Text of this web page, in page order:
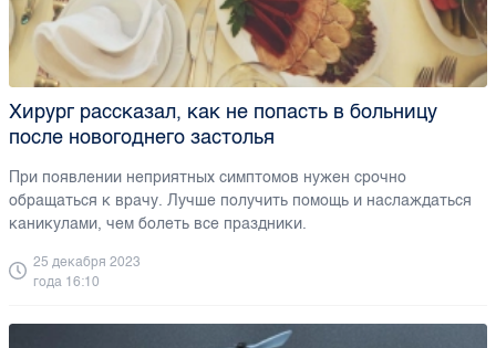
Хирург рассказал, как не попасть в больницу
после новогоднего застолья
При появлении неприятных симптомов нужен срочно
обращаться к врачу. Лучше получить помощь и наслаждаться
каникулами, чем болеть все праздники.
25 декабря 2023
года 16:10